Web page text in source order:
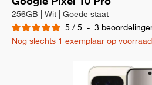
256GB | Wit | Goede staat
5 / 5 - 3
Nog slechts 1 exemplaar op